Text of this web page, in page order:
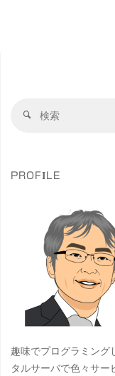
Windows
7
ケ
ー
イ
検
PROFILE
趣味でプログラミング
タルサーバで色々サ